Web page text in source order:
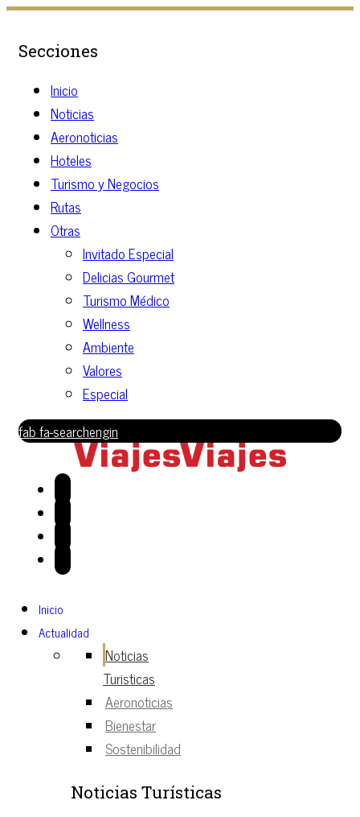
Secciones
Inicio
Noticias
Aeronoticias
Hoteles
Turismo y Negocios
Rutas
Otras
Invitado Especial
Delicias Gourmet
Turismo Médico
Wellness
Ambiente
Valores
Especial
fab fa-searchengin
Inicio
Actualidad
Noticias
Turisticas
Aeronoticias
Bienestar
Sostenibilidad
Noticias Turísticas